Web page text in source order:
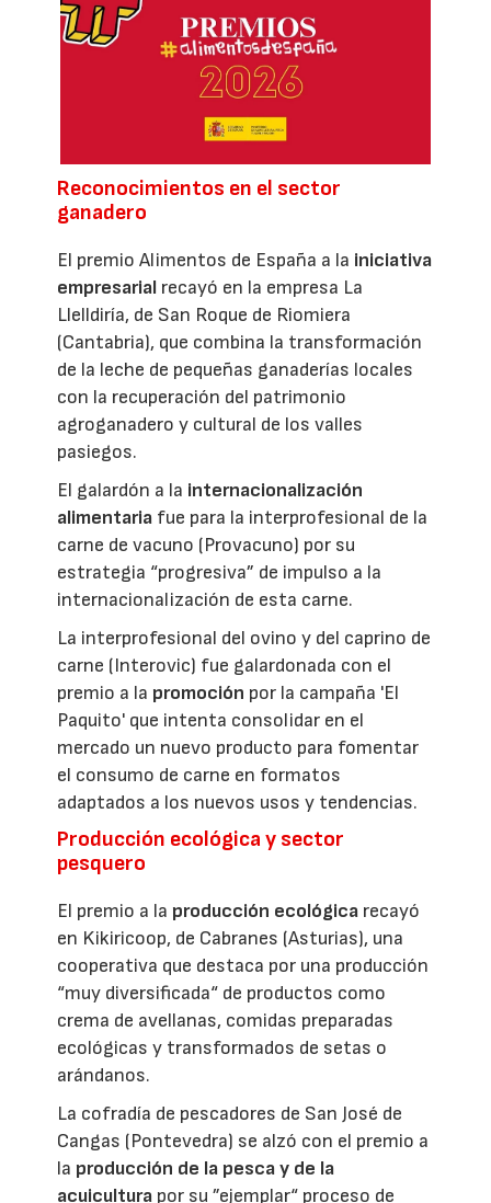
Reconocimientos en el sector
ganadero
El premio Alimentos de España a la iniciativa
empresarial recayó en la empresa La
Llelldiría, de San Roque de Riomiera
(Cantabria), que combina la transformación
de la leche de pequeñas ganaderías locales
con la recuperación del patrimonio
agroganadero y cultural de los valles
pasiegos.
El galardón a la internacionalización
alimentaria fue para la interprofesional de la
carne de vacuno (Provacuno) por su
estrategia “progresiva” de impulso a la
internacionalización de esta carne.
La interprofesional del ovino y del caprino de
carne (Interovic) fue galardonada con el
premio a la promoción por la campaña 'El
Paquito' que intenta consolidar en el
mercado un nuevo producto para fomentar
el consumo de carne en formatos
adaptados a los nuevos usos y tendencias.
Producción ecológica y sector
pesquero
El premio a la producción ecológica recayó
en Kikiricoop, de Cabranes (Asturias), una
cooperativa que destaca por una producción
“muy diversificada“ de productos como
crema de avellanas, comidas preparadas
ecológicas y transformados de setas o
arándanos.
La cofradía de pescadores de San José de
Cangas (Pontevedra) se alzó con el premio a
la producción de la pesca y de la
acuicultura por su ”ejemplar“ proceso de